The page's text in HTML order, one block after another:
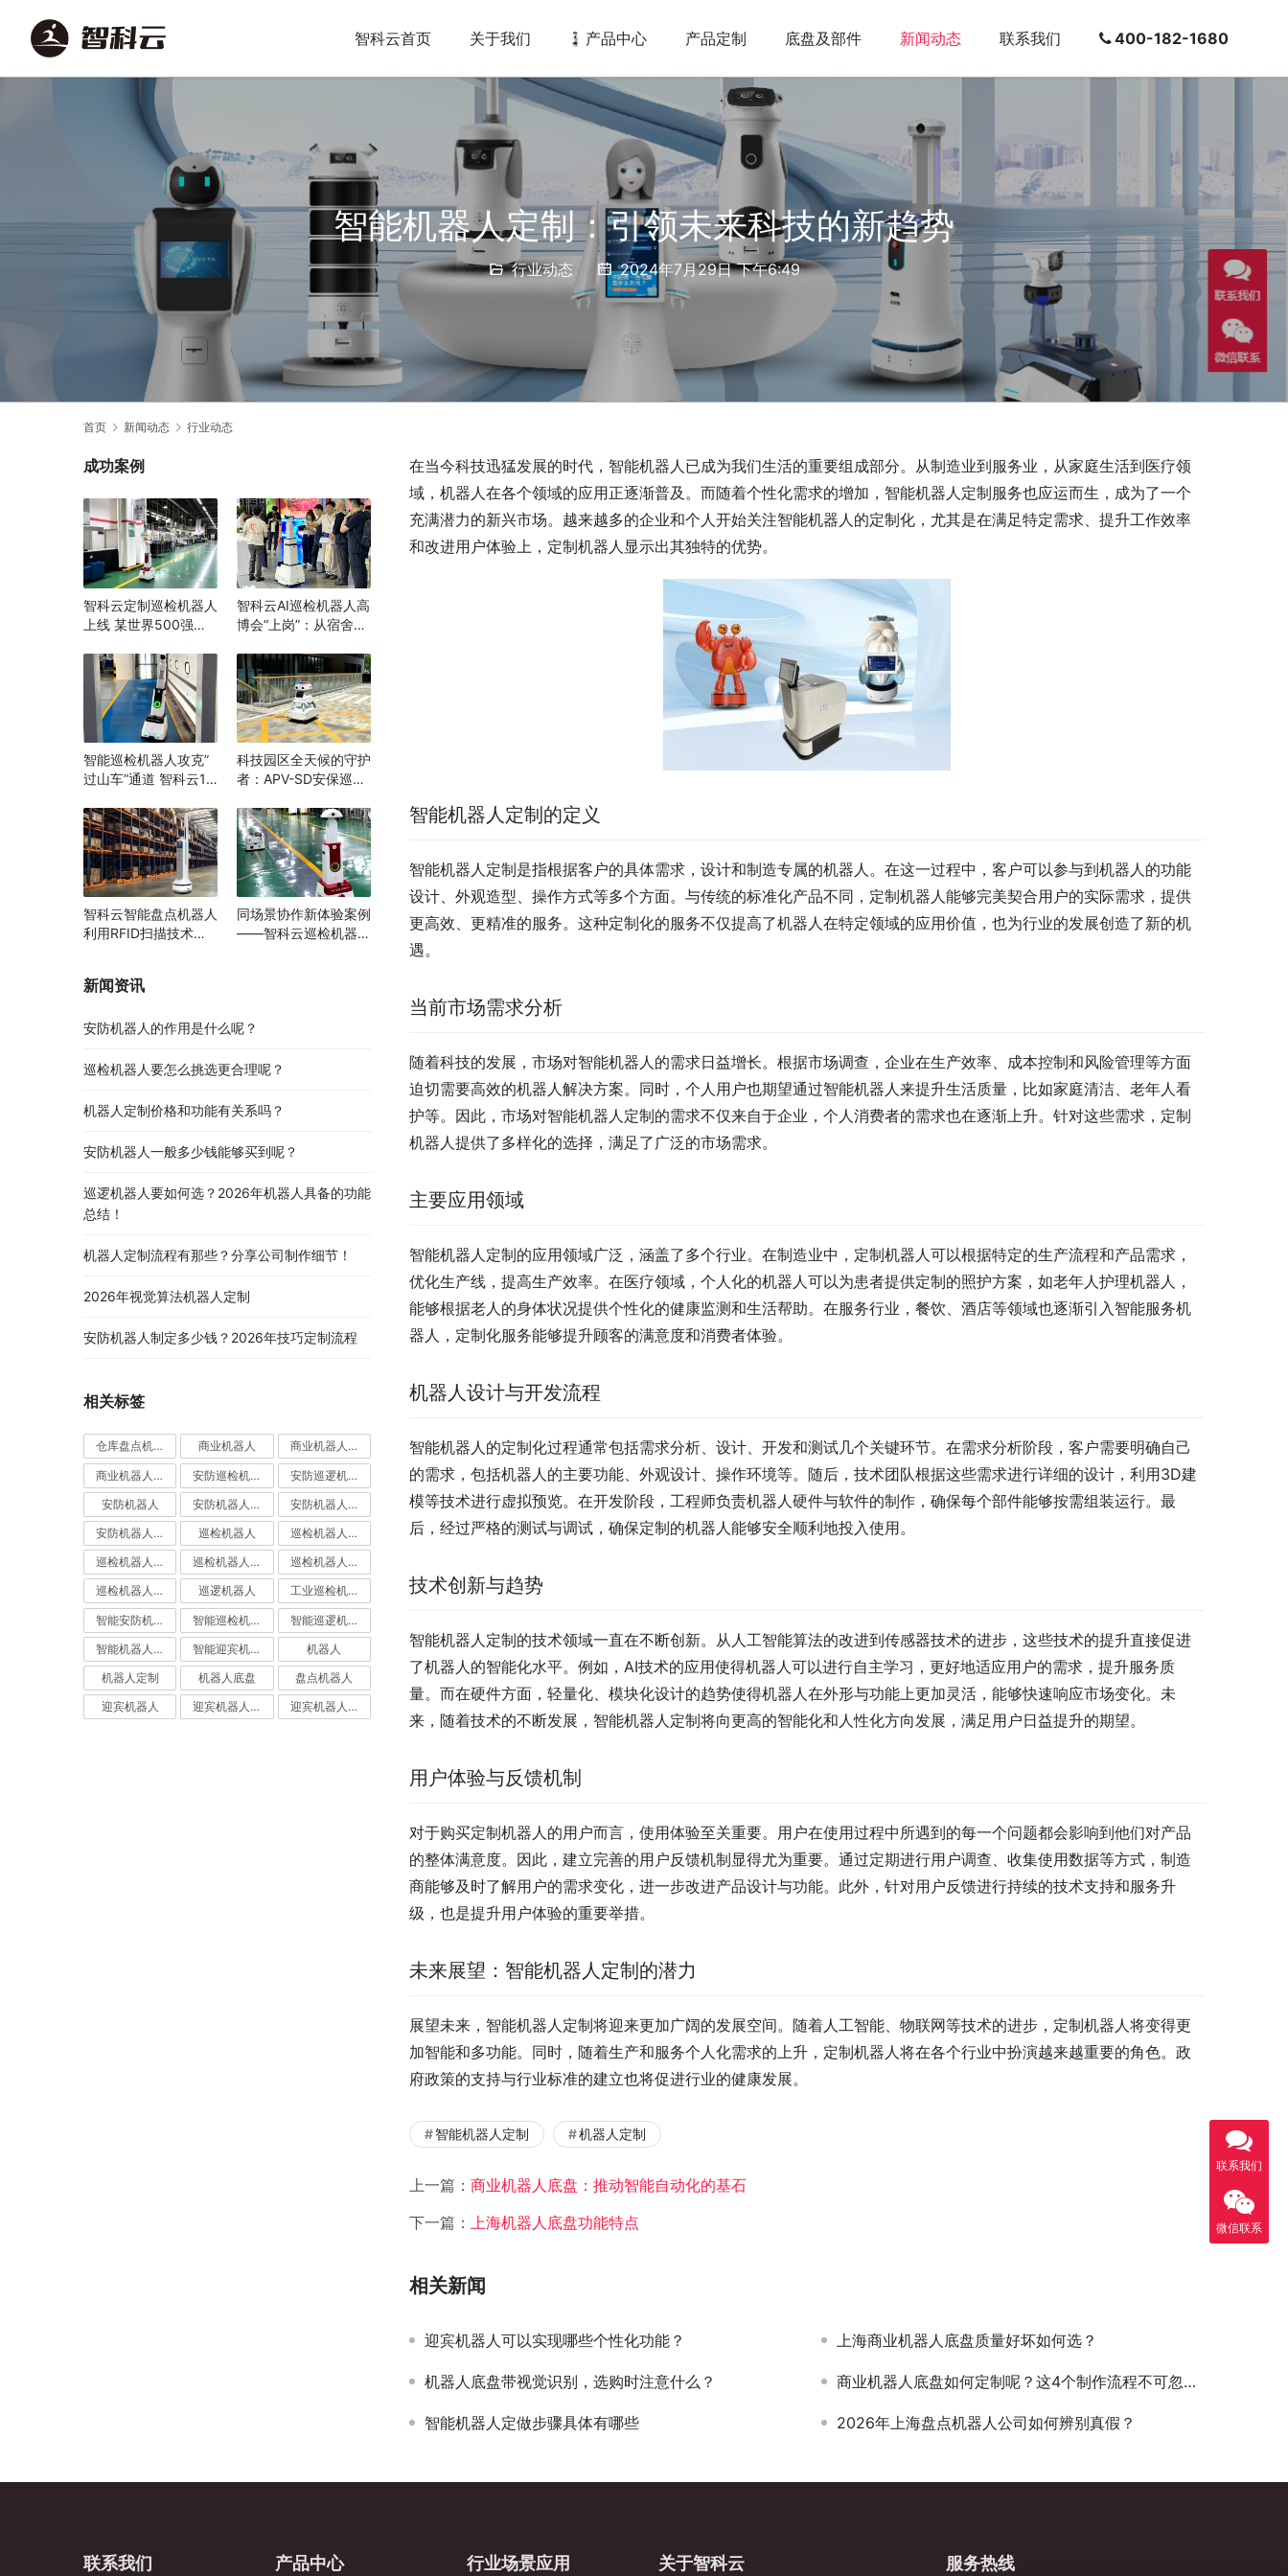
智科云首页 关于我们 产品中心 产品定制 底盘及部件 新闻动态 联系我们 400-182-1680
智能机器人定制：引领未来科技的新趋势
行业动态 2024年7月29日 下午6:49
首页 新闻动态 行业动态
在当今科技迅猛发展的时代，智能机器人已成为我们生活的重要组成部分。从制造业到服务业，从家庭生活到医疗领
域，机器人在各个领域的应用正逐渐普及。而随着个性化需求的增加，智能机器人定制服务也应运而生，成为了一个
充满潜力的新兴市场。越来越多的企业和个人开始关注智能机器人的定制化，尤其是在满足特定需求、提升工作效率
和改进用户体验上，定制机器人显示出其独特的优势。
智能机器人定制的定义
智能机器人定制是指根据客户的具体需求，设计和制造专属的机器人。在这一过程中，客户可以参与到机器人的功能
设计、外观造型、操作方式等多个方面。与传统的标准化产品不同，定制机器人能够完美契合用户的实际需求，提供
更高效、更精准的服务。这种定制化的服务不仅提高了机器人在特定领域的应用价值，也为行业的发展创造了新的机
遇。
当前市场需求分析
随着科技的发展，市场对智能机器人的需求日益增长。根据市场调查，企业在生产效率、成本控制和风险管理等方面
迫切需要高效的机器人解决方案。同时，个人用户也期望通过智能机器人来提升生活质量，比如家庭清洁、老年人看
护等。因此，市场对智能机器人定制的需求不仅来自于企业，个人消费者的需求也在逐渐上升。针对这些需求，定制
机器人提供了多样化的选择，满足了广泛的市场需求。
主要应用领域
智能机器人定制的应用领域广泛，涵盖了多个行业。在制造业中，定制机器人可以根据特定的生产流程和产品需求，
优化生产线，提高生产效率。在医疗领域，个人化的机器人可以为患者提供定制的照护方案，如老年人护理机器人，
能够根据老人的身体状况提供个性化的健康监测和生活帮助。在服务行业，餐饮、酒店等领域也逐渐引入智能服务机
器人，定制化服务能够提升顾客的满意度和消费者体验。
机器人设计与开发流程
智能机器人的定制化过程通常包括需求分析、设计、开发和测试几个关键环节。在需求分析阶段，客户需要明确自己
的需求，包括机器人的主要功能、外观设计、操作环境等。随后，技术团队根据这些需求进行详细的设计，利用3D建
模等技术进行虚拟预览。在开发阶段，工程师负责机器人硬件与软件的制作，确保每个部件能够按需组装运行。最
后，经过严格的测试与调试，确保定制的机器人能够安全顺利地投入使用。
技术创新与趋势
智能机器人定制的技术领域一直在不断创新。从人工智能算法的改进到传感器技术的进步，这些技术的提升直接促进
了机器人的智能化水平。例如，AI技术的应用使得机器人可以进行自主学习，更好地适应用户的需求，提升服务质
量。而在硬件方面，轻量化、模块化设计的趋势使得机器人在外形与功能上更加灵活，能够快速响应市场变化。未
来，随着技术的不断发展，智能机器人定制将向更高的智能化和人性化方向发展，满足用户日益提升的期望。
用户体验与反馈机制
对于购买定制机器人的用户而言，使用体验至关重要。用户在使用过程中所遇到的每一个问题都会影响到他们对产品
的整体满意度。因此，建立完善的用户反馈机制显得尤为重要。通过定期进行用户调查、收集使用数据等方式，制造
商能够及时了解用户的需求变化，进一步改进产品设计与功能。此外，针对用户反馈进行持续的技术支持和服务升
级，也是提升用户体验的重要举措。
未来展望：智能机器人定制的潜力
展望未来，智能机器人定制将迎来更加广阔的发展空间。随着人工智能、物联网等技术的进步，定制机器人将变得更
加智能和多功能。同时，随着生产和服务个人化需求的上升，定制机器人将在各个行业中扮演越来越重要的角色。政
府政策的支持与行业标准的建立也将促进行业的健康发展。
智能机器人定制 机器人定制
上一篇： 商业机器人底盘：推动智能自动化的基石
下一篇： 上海机器人底盘功能特点
相关新闻
迎宾机器人可以实现哪些个性化功能？ 上海商业机器人底盘质量好坏如何选？
机器人底盘带视觉识别，选购时注意什么？ 商业机器人底盘如何定制呢？这4个制作流程不可忽略！
智能机器人定做步骤具体有哪些 2026年上海盘点机器人公司如何辨别真假？
成功案例
智科云定制巡检机器人
上线 某世界500强企
隐患，辅助生产管理
智科云AI巡检机器人高
博会“上岗”：从宿舍到
完“最后一公里”
智能巡检机器人攻克”
过山车”通道 智科云1.8
打造安全生产新范例
科技园区全天候的守护
者：APV-SD安保巡逻
智科云智能盘点机器人
利用RFID扫描技术助
同场景协作新体验案例
——智科云巡检机器人
新闻资讯
安防机器人的作用是什么呢？
巡检机器人要怎么挑选更合理呢？
机器人定制价格和功能有关系吗？
安防机器人一般多少钱能够买到呢？
巡逻机器人要如何选？2026年机器人具备的功能
总结！
机器人定制流程有那些？分享公司制作细节！
2026年视觉算法机器人定制
安防机器人制定多少钱？2026年技巧定制流程
相关标签
仓库盘点机器人 商业机器人 商业机器人底盘
商业机器人底盘公司 安防巡检机器人 安防巡逻机器人
安防机器人 安防机器人价格 安防机器人公司
安防机器人定制 巡检机器人 巡检机器人价格
巡检机器人公司 巡检机器人厂家 巡检机器人定制
巡检机器人应用 巡逻机器人 工业巡检机器人
智能安防机器人 智能巡检机器人 智能巡逻机器人
智能机器人定制 智能迎宾机器人 机器人
机器人定制 机器人底盘 盘点机器人
迎宾机器人 迎宾机器人价格 迎宾机器人公司
联系我们 产品中心 行业场景应用 关于智科云 服务热线
联系我们
微信联系